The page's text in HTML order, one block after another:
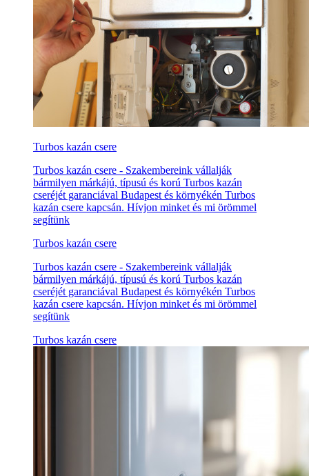
Turbos kazán csere
Turbos kazán csere - Szakembereink vállalják
bármilyen márkájú, típusú és korú Turbos kazán
cseréjét garanciával Budapest és környékén Turbos
kazán csere kapcsán. Hívjon minket és mi örömmel
segítünk
Turbos kazán csere
Turbos kazán csere - Szakembereink vállalják
bármilyen márkájú, típusú és korú Turbos kazán
cseréjét garanciával Budapest és környékén Turbos
kazán csere kapcsán. Hívjon minket és mi örömmel
segítünk
Turbos kazán csere